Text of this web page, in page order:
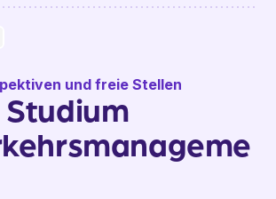
und freie Stellen